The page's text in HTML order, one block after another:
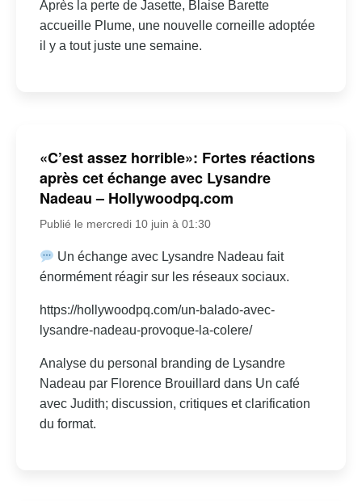
Après la perte de Jasette, Blaise Barette
accueille Plume, une nouvelle corneille adoptée
il y a tout juste une semaine.
«C’est assez horrible»: Fortes réactions
après cet échange avec Lysandre
Nadeau – Hollywoodpq.com
Publié le mercredi 10 juin à 01:30
Un échange avec Lysandre Nadeau fait
énormément réagir sur les réseaux sociaux.
https://hollywoodpq.com/un-balado-avec-
lysandre-nadeau-provoque-la-colere/
Analyse du personal branding de Lysandre
Nadeau par Florence Brouillard dans Un café
avec Judith; discussion, critiques et clarification
du format.